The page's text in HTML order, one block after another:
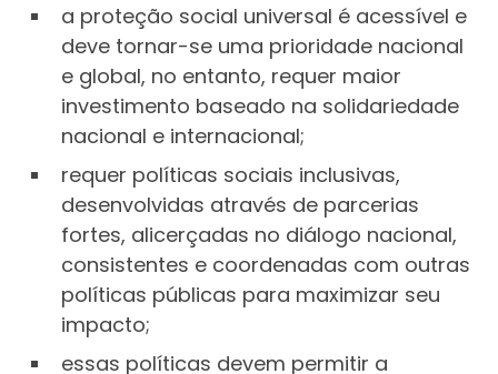
a proteção social universal é acessível e
deve tornar-se uma prioridade nacional
e global, no entanto, requer maior
investimento baseado na solidariedade
nacional e internacional;
requer políticas sociais inclusivas,
desenvolvidas através de parcerias
fortes, alicerçadas no diálogo nacional,
consistentes e coordenadas com outras
políticas públicas para maximizar seu
impacto;
essas políticas devem permitir a